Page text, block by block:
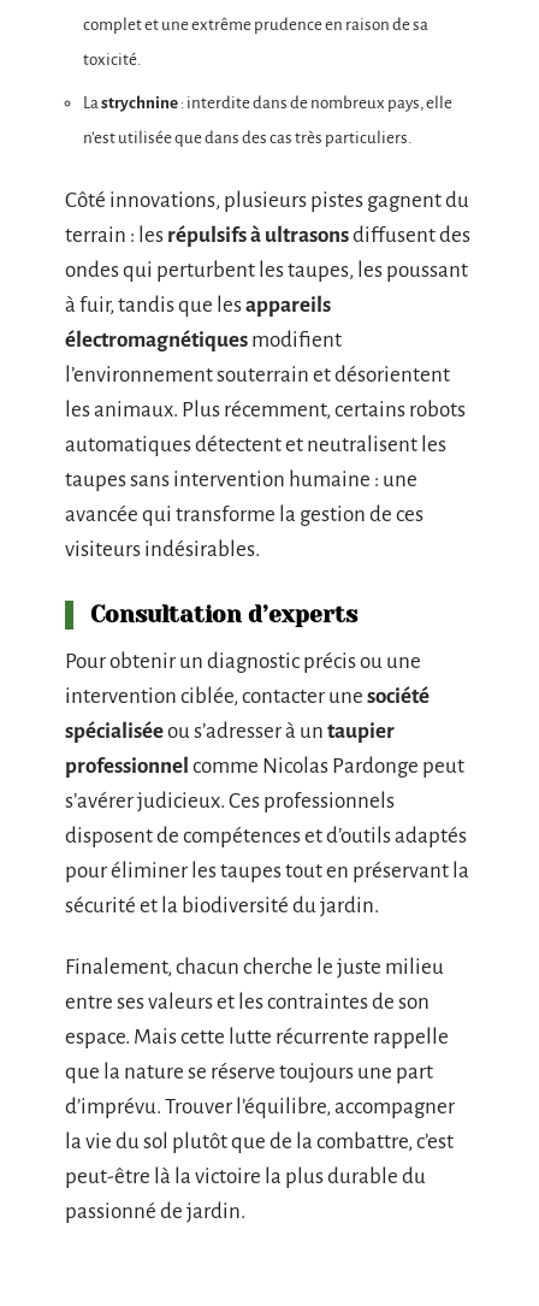
complet et une extrême prudence en raison de sa
toxicité.
Lastrychnine : interdite dans de nombreux pays, elle
n’est utilisée que dans des cas très particuliers.
Côté innovations, plusieurs pistes gagnent du
terrain : les répulsifs à ultrasonsdiffusent des
ondes qui perturbent les taupes, les poussant
à fuir, tandis que lesappareils
électromagnétiques modifient
l’environnement souterrain et désorientent
les animaux. Plus récemment, certains robots
automatiques détectent et neutralisent les
taupes sans intervention humaine : une
avancée qui transforme la gestion de ces
visiteurs indésirables.
Consultation d’experts
Pour obtenir un diagnostic précis ou une
intervention ciblée, contacter une société
spécialiséeou s’adresser à un taupier
professionnel comme Nicolas Pardonge peut
s’avérer judicieux. Ces professionnels
disposent de compétences et d’outils adaptés
pour éliminer les taupes tout en préservant la
sécurité et la biodiversité du jardin.
Finalement, chacun cherche le juste milieu
entre ses valeurs et les contraintes de son
espace. Mais cette lutte récurrente rappelle
que la nature se réserve toujours une part
d’imprévu. Trouver l’équilibre, accompagner
la vie du sol plutôt que de la combattre, c’est
peut-être là la victoire la plus durable du
passionné de jardin.